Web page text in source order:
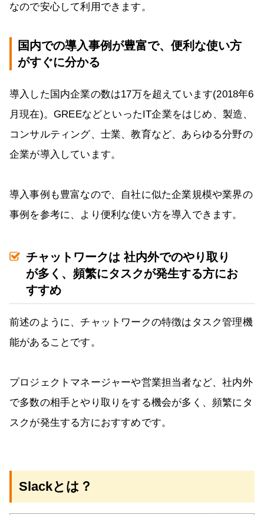
なので安心して利用できます。
国内での導入事例が豊富で、便利な使い方
がすぐに分かる
導入した国内企業の数は17万を超えています(2018年6
月現在)。GREEなどといったIT企業をはじめ、製造、
コンサルティング、士業、教育など、あらゆる分野の
企業が導入しています。
導入事例も豊富なので、自社に似た企業規模や業界の
事例を参考に、より便利な使い方を導入できます。
チャットワークは 社内外でのやり取り
が多く、頻繁にタスクが発生する方にお
すすめ
前述のように、チャットワークの特徴はタスク管理機
能があることです。
プロジェクトマネージャーや営業担当者など、社内外
で多数の相手とやり取りをする機会が多く、頻繁にタ
スクが発生する方におすすめです。
Slackとは？